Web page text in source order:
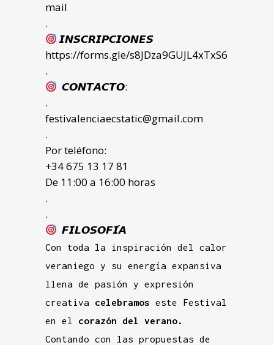
mail
.
𝙄𝙉𝙎𝘾𝙍𝙄𝙋𝘾𝙄𝙊𝙉𝙀𝙎
https://forms.gle/s8JDza9GUJL4xTxS6
.
𝘾𝙊𝙉𝙏𝘼𝘾𝙏𝙊:
.
festivalenciaecstatic@gmail.com
.
Por teléfono:
+34 675 13 17 81
De 11:00 a 16:00 horas
.
.
𝙁𝙄𝙇𝙊𝙎𝙊𝙁𝙄́𝘼
Con toda la inspiración del calor
veraniego y su energía expansiva
llena de pasión y expresión
creativa celebramos este Festival
en el corazón del verano.
Contando con las propuestas de